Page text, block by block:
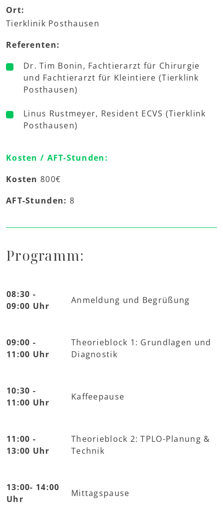
Ort:
Tierklinik Posthausen
Referenten:
Dr. Tim Bonin, Fachtierarzt für Chirurgie
und Fachtierarzt für Kleintiere (Tierklink
Posthausen)
Linus Rustmeyer, Resident ECVS (Tierklink
Posthausen)
Kosten / AFT-Stunden:
Kosten 800€
AFT-Stunden: 8
Programm:
08:30 -
09:00 Uhr
Anmeldung und Begrüßung
09:00 -
11:00 Uhr
Theorieblock 1: Grundlagen und
Diagnostik
10:30 -
11:00 Uhr
Kaffeepause
11:00 -
13:00 Uhr
Theorieblock 2: TPLO-Planung &
Technik
13:00- 14:00
Uhr
Mittagspause